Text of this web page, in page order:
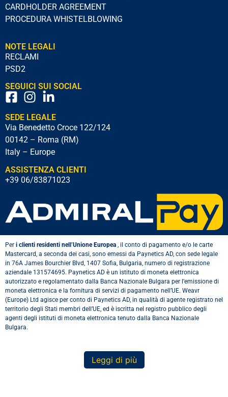
CARDHOLDER AGREEMENT
PROCEDURA WHISTELBLOWING
NOTE LEGALI
RECLAMI
PSD2
SEGUICI SUI SOCIAL
SEDE LEGALE
Via Benedetto Croce 122/124
00142 – Roma (RM)
Italy – Europe
ASSISTENZA CLIENTI
+39 06/83871023
Per i clienti residenti nell’Unione Europea , il conto di pagamento e/o le carte
Mastercard, a seconda dei casi, sono emessi da Paynetics AD, con sede legale
in 76A James Bourchier Blvd, 1407 Sofia, Bulgaria, numero di registrazione
aziendale 131574695. Paynetics AD è un istituto di moneta elettronica
autorizzato e regolamentato dalla Banca Nazionale Bulgara per l’emissione di
moneta elettronica e la fornitura di servizi di pagamento nell’UE. Weavr
(Europe) Ltd agisce per conto di Paynetics AD, in qualità di agente registrato nel
territorio degli Stati membri dell’UE, ed è iscritta nel registro pubblico degli
agenti degli istituti di moneta elettronica tenuto dalla Banca Nazionale
Bulgara.
Leggi di più